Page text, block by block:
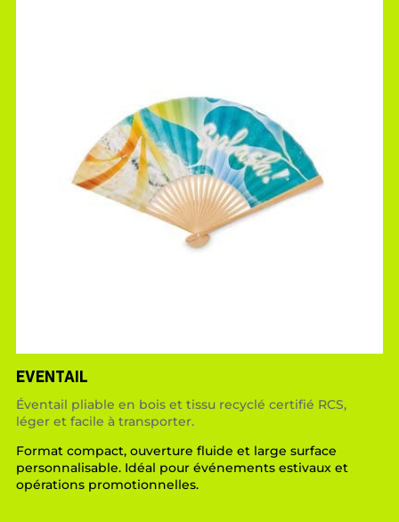
EVENTAIL
Éventail pliable en bois et tissu recyclé certifié RCS,
léger et facile à transporter.
Format compact, ouverture fluide et large surface
personnalisable. Idéal pour événements estivaux et
opérations promotionnelles.